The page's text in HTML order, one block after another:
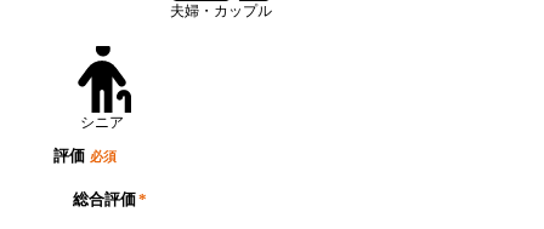
夫婦・カップル
シニア
評価 必須
総合評価*